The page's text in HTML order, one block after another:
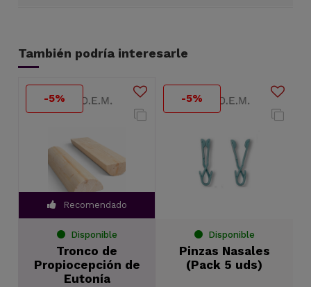
También podría interesarle
-5%
Recomendado
Disponible
Tronco de
Propiocepción de
Eutonía
-5%
Disponible
Pinzas Nasales
(Pack 5 uds)